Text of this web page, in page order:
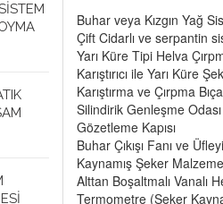
Buhar veya Kızgın Yağ
Çift Cidarlı ve serpantin
Yarı Küre Tipi Helva
Karıştırıcı ile Yarı Küre
Karıştırma ve Çırpma
Silindirik Genleşme Odası
Gözetleme Kapısı
Buhar Çıkışı Fanı ve
Kaynamış Şeker
Alttan Boşaltmalı Vanalı
Termometre (Şeker